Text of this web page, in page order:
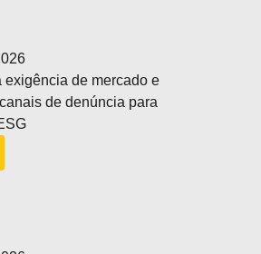
exigência de mercado e
de denúncia para